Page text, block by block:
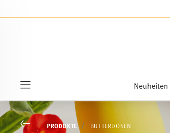
Neuheiten
Go backPRODUKTE BUTTERDOSEN